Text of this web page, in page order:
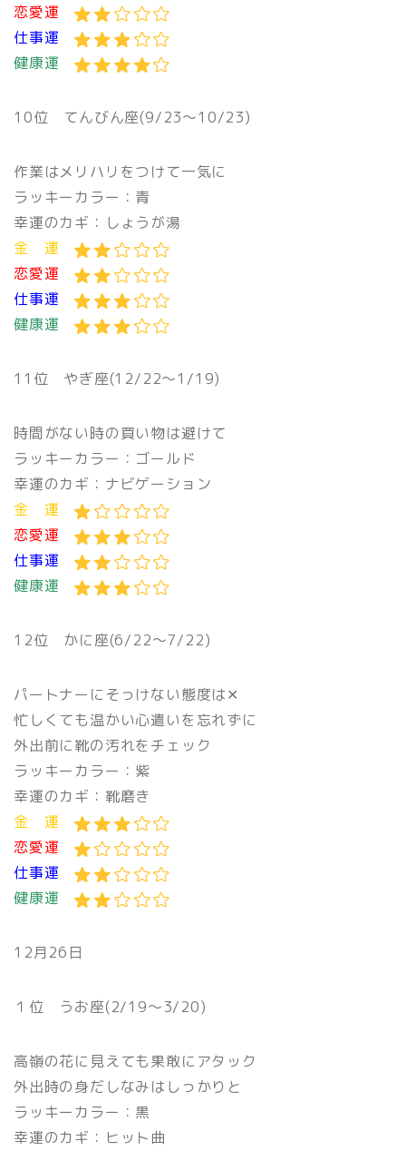
恋愛運
仕事運
健康運
10位 てんびん座(9/23〜10/23)
作業はメリハリをつけて一気に
ラッキーカラー：青
幸運のカギ：しょうが湯
金 運
恋愛運
仕事運
健康運
11位 やぎ座(12/22〜1/19)
時間がない時の買い物は避けて
ラッキーカラー：ゴールド
幸運のカギ：ナビゲーション
金 運
恋愛運
仕事運
健康運
12位 かに座(6/22〜7/22)
パートナーにそっけない態度は✕
忙しくても温かい心遣いを忘れずに
外出前に靴の汚れをチェック
ラッキーカラー：紫
幸運のカギ：靴磨き
金 運
恋愛運
仕事運
健康運
12月26日
１位 うお座(2/19〜3/20)
高嶺の花に見えても果敢にアタック
外出時の身だしなみはしっかりと
ラッキーカラー：黒
幸運のカギ：ヒット曲